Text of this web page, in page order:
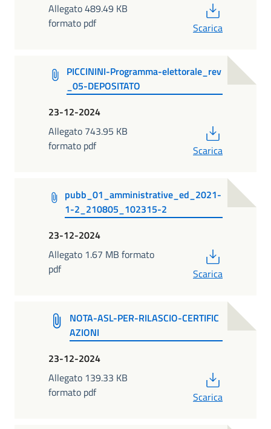
Allegato 489.49 KB
formato pdf
Scarica
PICCININI-Programma-elettorale_rev
_05-DEPOSITATO
23-12-2024
Allegato 743.95 KB
formato pdf
Scarica
pubb_01_amministrative_ed_2021-
1-2_210805_102315-2
23-12-2024
Allegato 1.67 MB formato
pdf
Scarica
NOTA-ASL-PER-RILASCIO-CERTIFIC
AZIONI
23-12-2024
Allegato 139.33 KB
formato pdf
Scarica